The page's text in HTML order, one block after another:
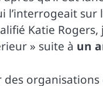
sur
Katie
» suite à un